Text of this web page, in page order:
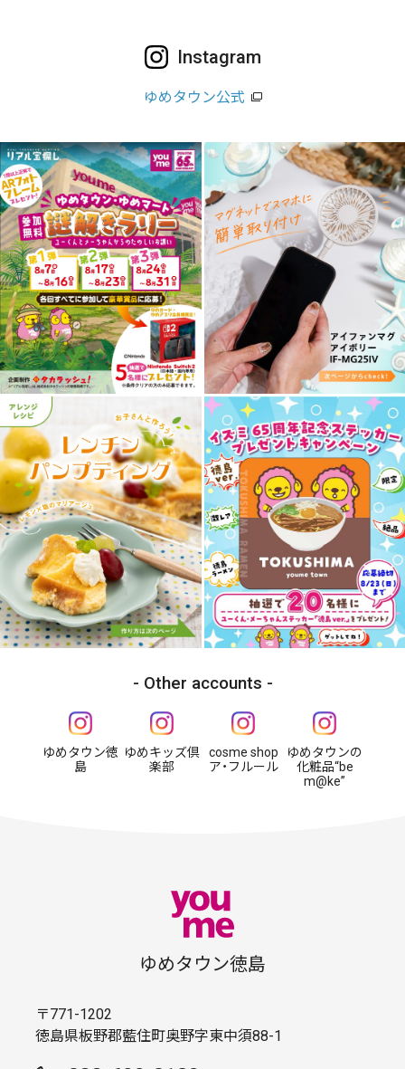
Instagram
ゆめタウン公式
Other accounts
ゆめタウン徳
島
ゆめキッズ倶
楽部
cosme shop
ア・フルール
ゆめタウンの
化粧品“be
m@ke”
ゆめタウン徳島
〒771-1202
徳島県板野郡藍住町奥野字東中須88-1